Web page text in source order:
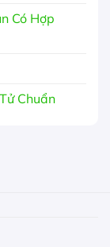
Có Hợp
Chuẩn